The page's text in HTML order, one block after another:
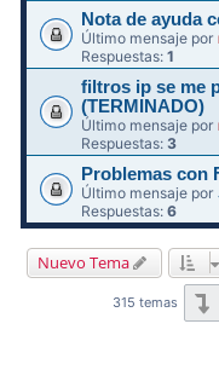
Nota de ayuda
Último mensaje por
Respuestas:1
filtros ip se me
(TERMINADO)
Último mensaje por
Respuestas: 3
Problemas con
Último mensaje por
Respuestas:6
Nuevo Tema
315 temas